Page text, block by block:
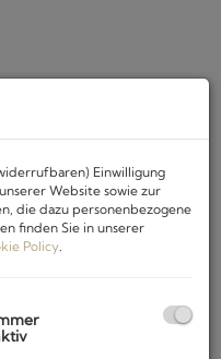
Immobilie bietet Ihnen
wünschen können.
Sie Platz für eine
Einwilligung
Website sowie zur
die dazu personenbezogene
finden Sie in unserer
Policy.